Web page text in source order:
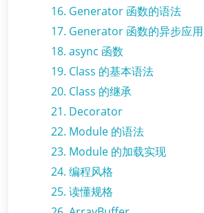
16. Generator 函数的语法
17. Generator 函数的异步应用
18. async 函数
19. Class 的基本语法
20. Class 的继承
21. Decorator
22. Module 的语法
23. Module 的加载实现
24. 编程风格
25. 读懂规格